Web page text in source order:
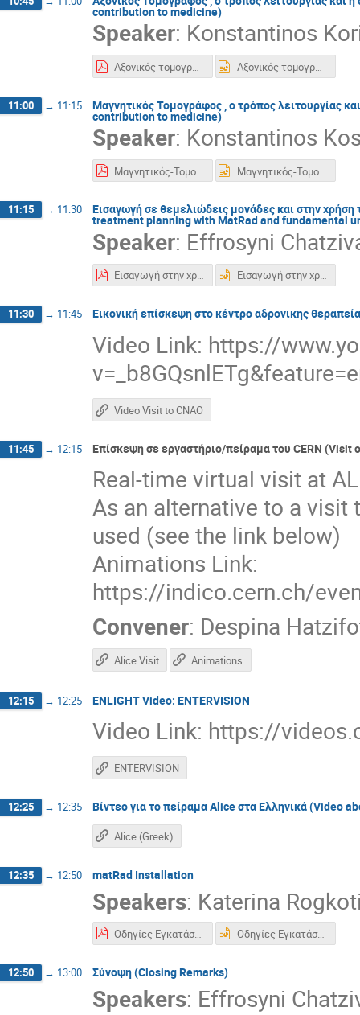
contribution to medicine)
Speaker: Konstantinos
Αξονικός τομογράφος.pdf Αξονικός τομογράφος.pptx
11:00 → 11:15 Μαγνητικός Τομογράφος , ο τρόπος λειτουργίας
contribution to medicine)
Speaker: Konstantinos
Μαγνητικός-Τομογράφος-για-παιδιά-λυκείου-.pdf Μαγνητικός-Τομογράφος-για-παιδιά-λυκείου-.pptx
11:15 → 11:30 Εισαγωγή σε θεμελιώδεις μονάδες και στην
treatment planning with MatRad and fundamental
Speaker: Effrosyni
Εισαγωγή στην χρήση του λογισμικού MatRad για σχεδιασμό πλάνων θεραπείας.pdf Εισαγωγή στην χρήση του λογισμικού MatRad για σχεδιασμό πλάνων θεραπείας.pptx
11:30 → 11:45 Εικονική επίσκεψη στο κέντρο αδρονικης
Video Link: https://
Video Visit to CNAO
11:45 → 12:15 Επίσκεψη σε εργαστήριο/πείραμα του CERN
Real-time virtual visit at
As an alternative to a visit
used (see the link below)
Animations Link:
https://indico.cern.ch/
Convener: Despina
Alice Visit Animations
12:15 → 12:25 ENLIGHT Video: ENTERVISION
Video Link: https://
ENTERVISION
12:25 → 12:35 Βίντεο για το πείραμα Alice στα Ελληνικά (Video
Alice (Greek)
12:35 → 12:50 matRad Installation
Speakers: Katerina
Οδηγίες Εγκατάστασης MatRad.pdf Οδηγίες Εγκατάστασης MatRad.pptx
12:50 → 13:00 Σύνοψη (Closing Remarks)
Speakers: Effrosyni